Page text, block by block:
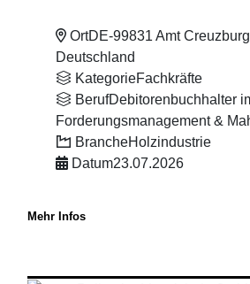
OrtDE-99831 Amt Creuzburg
Deutschland
KategorieFachkräfte
BerufDebitorenbuchhalter
Forderungsmanagement &
BrancheHolzindustrie
Datum23.07.2026
Mehr Infos